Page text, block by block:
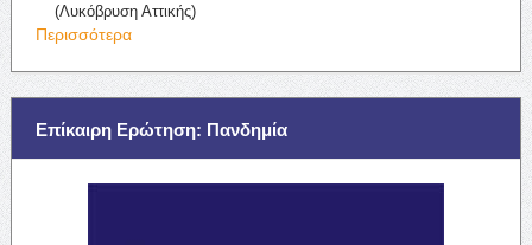
(Λυκόβρυση Αττικής)
Περισσότερα
Επίκαιρη Ερώτηση: Πανδημία